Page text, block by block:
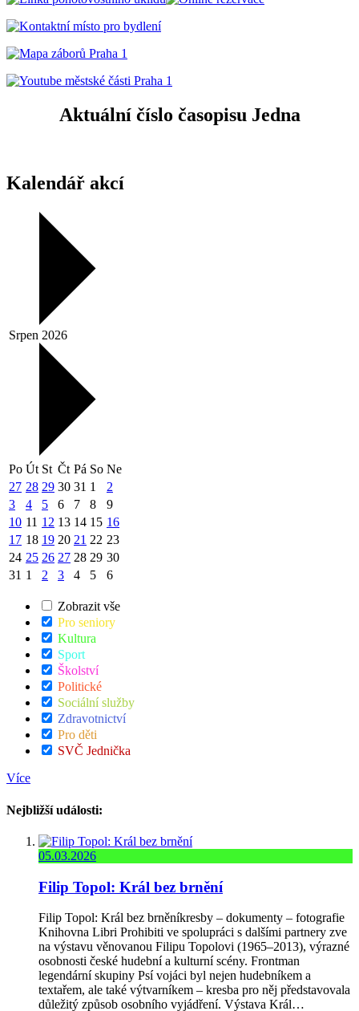
Aktuální číslo časopisu Jedna
Kalendář akcí
Srpen 2026
Po Út St Čt Pá So Ne
27 28 29 30 31 1
2
3
4 5 6 7 8
9
10 11 12 13 14 15 16
17 18 19 20 21 22 23
24 25 26 27 28 29 30
31 1 2 3 4 5 6
Zobrazit vše
Pro seniory
Kultura
Sport
Školství
Politické
Sociální služby
Zdravotnictví
Pro děti
SVČ Jednička
Více
Nejbližší události:
05.03.2026
Filip Topol: Král bez brnění
Filip Topol: Král bez brněníkresby – dokumenty – fotografie
Knihovna Libri Prohibiti ve spolupráci s dalšími partnery zve
na výstavu věnovanou Filipu Topolovi (1965–2013), výrazné
osobnosti české hudební a kulturní scény. Frontman
legendární skupiny Psí vojáci byl nejen hudebníkem a
textařem, ale také výtvarníkem – kresba pro něj představovala
důležitý způsob osobního vyjádření. Výstava Král…